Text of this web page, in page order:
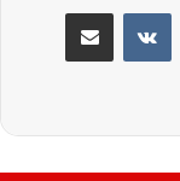
مشاركة عبر البريد